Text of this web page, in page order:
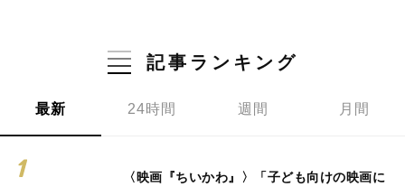
記事ランキング
最新 24時間 週間 月間
〈映画『ちいかわ』〉「子ども向けの映画に